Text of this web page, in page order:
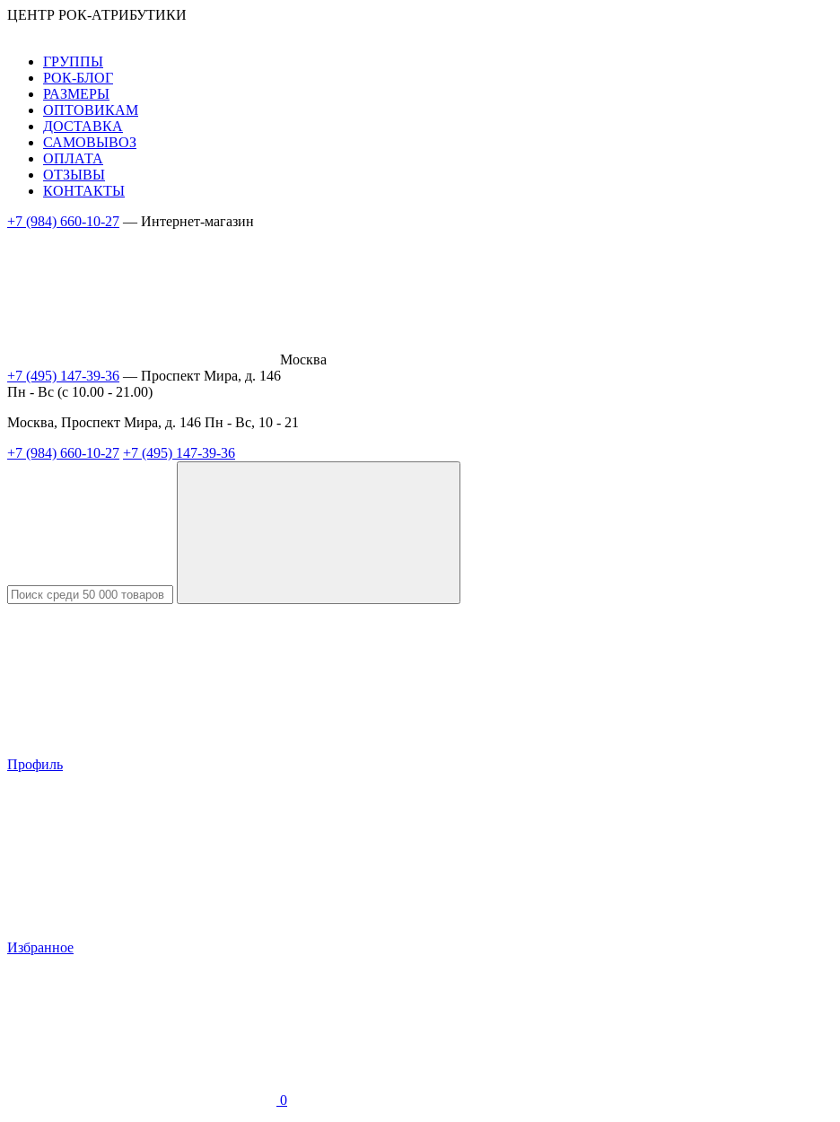
ЦЕНТР РОК-АТРИБУТИКИ
ГРУППЫ
РОК-БЛОГ
РАЗМЕРЫ
ОПТОВИКАМ
ДОСТАВКА
САМОВЫВОЗ
ОПЛАТА
ОТЗЫВЫ
КОНТАКТЫ
+7 (984) 660-10-27 — Интернет-магазин
Москва
+7 (495) 147-39-36 — Проспект Мира, д. 146
Пн - Вс (c 10.00 - 21.00)
Москва, Проспект Мира, д. 146 Пн - Вс, 10 - 21
+7 (984) 660-10-27 +7 (495) 147-39-36
Профиль
Избранное
0